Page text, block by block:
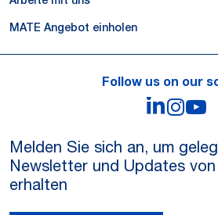
MATE Angebot einholen
Follow us on our
Melden Sie sich an, um
Newsletter und Updates
erhalten